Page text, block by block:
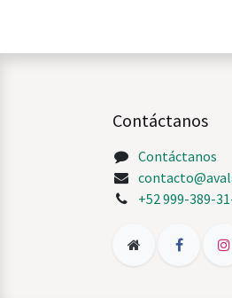
Contáctanos
Contáctanos
+52 999-389-